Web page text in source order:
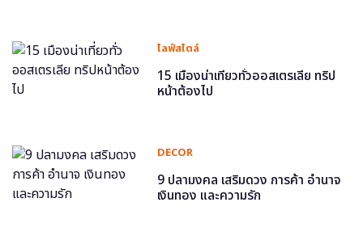
ไลฟ์สไตล์
15 เมืองน่าเที่ยวทั่วออสเตรเลีย ทริป
หน้าต้องไป
DECOR
9 ปลามงคล เสริมดวง การค้า อำนาจ
เงินทอง และความรัก